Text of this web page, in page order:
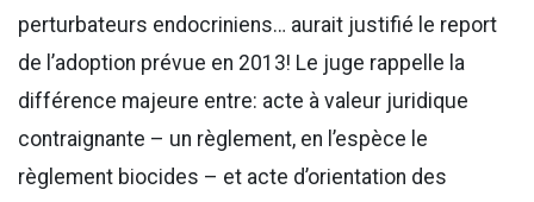
perturbateurs endocriniens… aurait justifié le report
de l’adoption prévue en 2013! Le juge rappelle la
différence majeure entre: acte à valeur juridique
contraignante – un règlement, en l’espèce le
règlement biocides – et acte d’orientation des